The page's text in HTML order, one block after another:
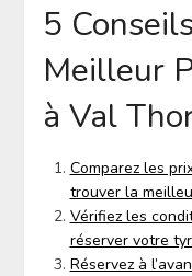
5
Meilleur
à Val
Comparez les
trouver la
Vérifiez les
réserver votre
Réservez à